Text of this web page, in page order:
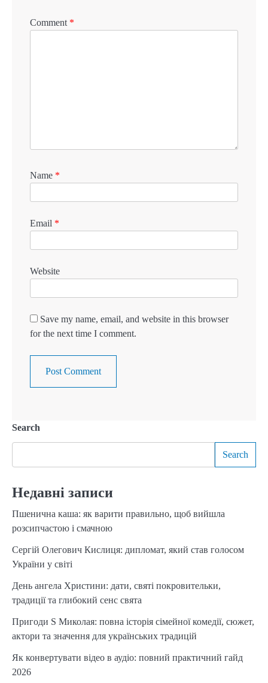
Comment *
Name *
Email *
Website
Save my name, email, and website in this browser
for the next time I comment.
Search
Search
Недавні записи
Пшенична каша: як варити правильно, щоб вийшла
розсипчастою і смачною
Сергій Олегович Кислиця: дипломат, який став голосом
України у світі
День ангела Христини: дати, святі покровительки,
традиції та глибокий сенс свята
Пригоди S Миколая: повна історія сімейної комедії, сюжет,
актори та значення для українських традицій
Як конвертувати відео в аудіо: повний практичний гайд
2026